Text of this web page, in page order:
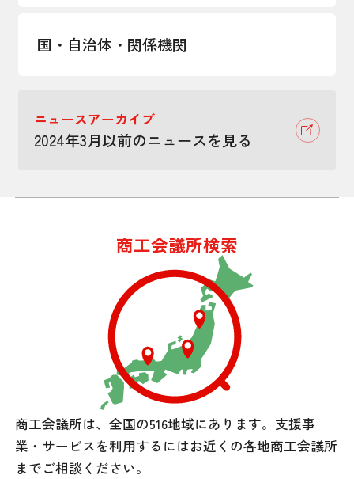
国・自治体・関係機関
ニュースアーカイブ
2024年3月以前のニュースを見る
商工会議所検索
商工会議所は、全国の516地域にあります。 支援事
業・サービスを利用するにはお近くの各地商工会議所
までご相談ください。